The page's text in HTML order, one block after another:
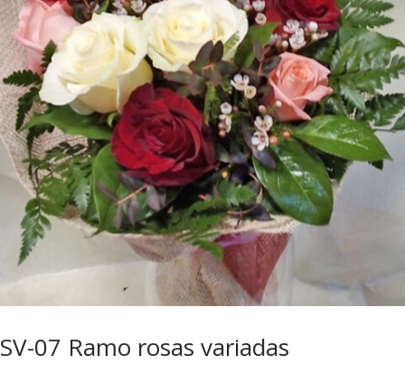
SV-07 Ramo rosas variadas